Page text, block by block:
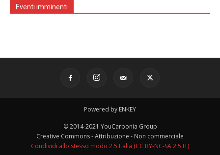
Eventi imminenti
Powered by ENKEY
© 2014-2021 YouCarbonia Group
Creative Commons - Attribuzione - Non commerciale
Condividi allo stesso modo 2.5 Italia (CC BY-NC-SA 2.5 IT)